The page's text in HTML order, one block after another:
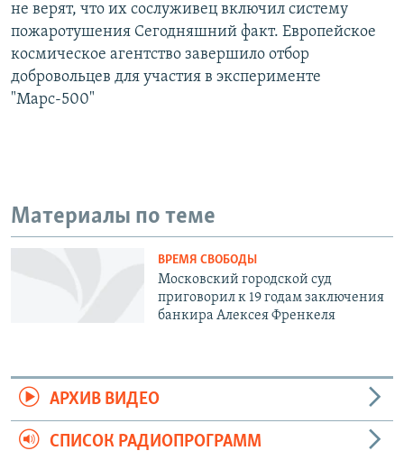
не верят, что их сослуживец включил систему
пожаротушения Сегодняшний факт. Европейское
космическое агентство завершило отбор
добровольцев для участия в эксперименте
"Марс-500"
Материалы по теме
ВРЕМЯ СВОБОДЫ
Московский городской суд
приговорил к 19 годам заключения
банкира Алексея Френкеля
АРХИВ ВИДЕО
СПИСОК РАДИОПРОГРАММ